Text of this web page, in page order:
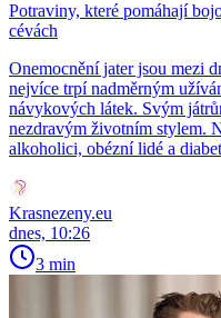
Potraviny, které pomáhají
cévách
Onemocnění jater jsou mezi
nejvíce trpí nadměrným
návykových látek. Svým
nezdravým životním stylem.
alkoholici, obézní lidé a
Krasnezeny.eu
dnes, 10:26
3 min